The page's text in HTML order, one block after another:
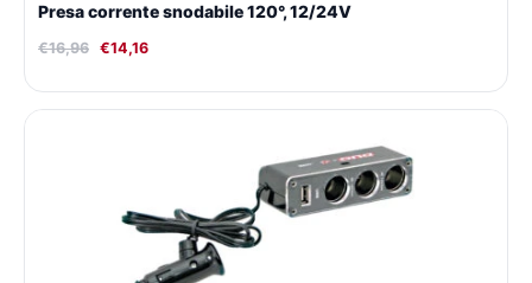
Presa corrente snodabile 120°, 12/24V
€16,96 €14,16